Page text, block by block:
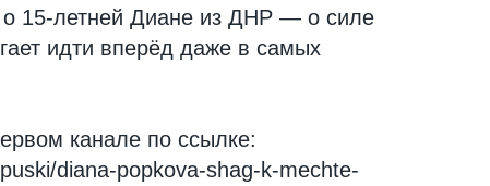
о 15-летней Диане из ДНР — о силе
идти вперёд даже в самых
канале по ссылке:
diana-popkova-shag-k-mechte-